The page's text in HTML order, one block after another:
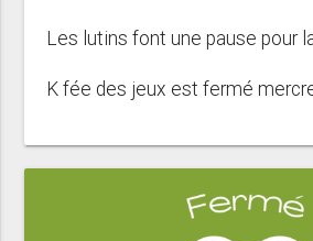
Les lutins font une pause pour
K fée des jeux est fermé